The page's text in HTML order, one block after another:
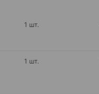
1 шт.
1 шт.